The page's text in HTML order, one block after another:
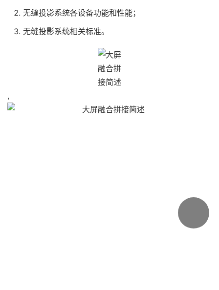
无缝投影系统各设备功能和性能；
无缝投影系统相关标准。
,